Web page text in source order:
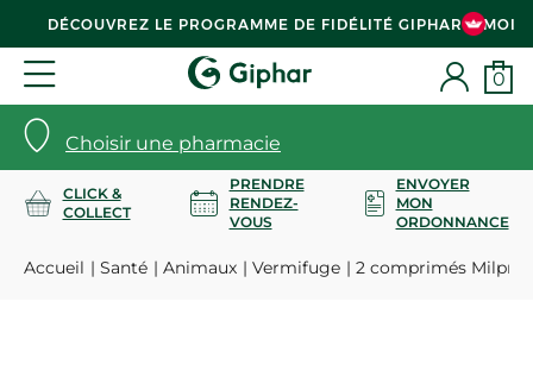
DÉCOUVREZ LE PROGRAMME DE FIDÉLITÉ GIPHAR & MOI
Choisir une pharmacie
0
CLICK &
COLLECT
PRENDRE
RENDEZ-
VOUS
ENVOYER
MON
ORDONNANCE
Accueil Santé Animaux Vermifuge 2 comprimés